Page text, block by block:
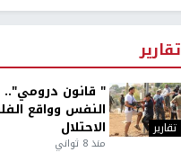
تقارير
تقارير
" قانون درومي"..
النفس وواقع
الاحتلال
منذ 8 ثواني